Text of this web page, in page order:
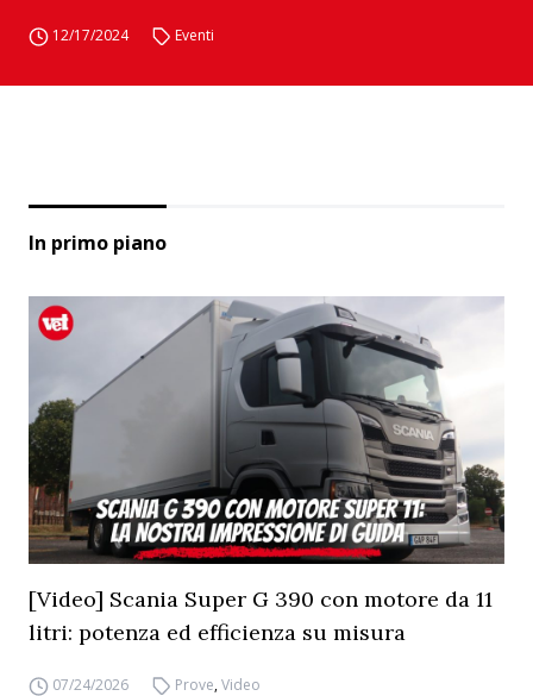
12/17/2024 Eventi
In primo piano
[Video] Scania Super G 390 con motore da 11
litri: potenza ed efficienza su misura
07/24/2026 Prove,Video